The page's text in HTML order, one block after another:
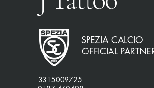
SPEZIA CALCIO
OFFICIAL
3315009725